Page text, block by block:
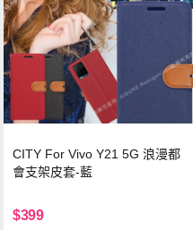
CITY For Vivo Y21 5G 浪漫都
會支架皮套-藍
$399